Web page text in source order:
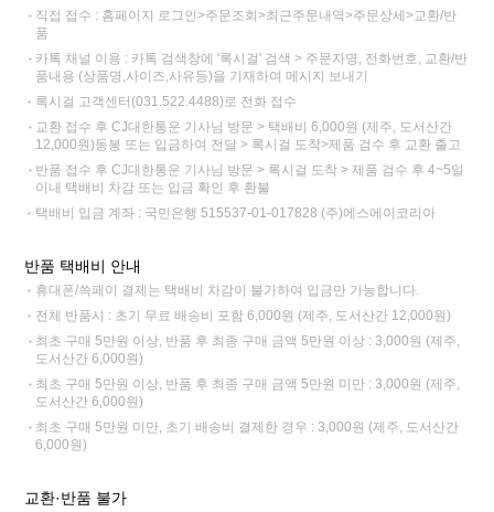
직접 접수 : 홈페이지 로그인>주문조회>최근주문내역>주문상세>교환/반
품
카톡 채널 이용 : 카톡 검색창에 '록시걸' 검색 > 주문자명, 전화번호, 교환/반
품내용 (상품명,사이즈,사유등)을 기재하여 메시지 보내기
록시걸 고객센터(031.522.4488)로 전화 접수
교환 접수 후 CJ대한통운 기사님 방문 > 택배비 6,000원 (제주, 도서산간
12,000원)동봉 또는 입금하여 전달 > 록시걸 도착>제품 검수 후 교환 출고
반품 접수 후 CJ대한통운 기사님 방문 > 록시걸 도착 > 제품 검수 후 4~5일
이내 택배비 차감 또는 입금 확인 후 환불
택배비 입금 계좌 : 국민은행 515537-01-017828 (주)에스에이코리아
반품 택배비 안내
휴대폰/쓱페이 결제는 택배비 차감이 불가하여 입금만 가능합니다.
전체 반품시 : 초기 무료 배송비 포함 6,000원 (제주, 도서산간 12,000원)
최초 구매 5만원 이상, 반품 후 최종 구매 금액 5만원 이상 : 3,000원 (제주,
도서산간 6,000원)
최초 구매 5만원 이상, 반품 후 최종 구매 금액 5만원 미만 : 3,000원 (제주,
도서산간 6,000원)
최초 구매 5만원 미만, 초기 배송비 결제한 경우 : 3,000원 (제주, 도서산간
6,000원)
교환·반품 불가